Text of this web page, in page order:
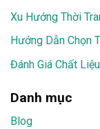
Xu Hướng Thời
Hướng Dẫn Chọn
Đánh Giá Chất
Danh mục
Blog